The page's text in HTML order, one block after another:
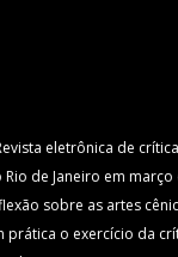
eletrônica de
de Janeiro em março
sobre as artes
o exercício da